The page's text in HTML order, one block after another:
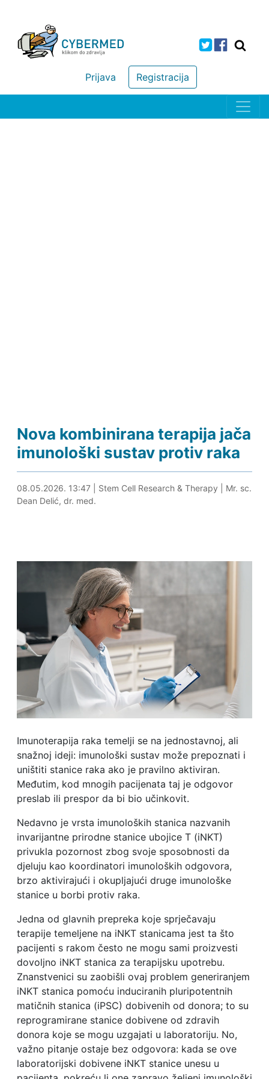
Registracija
Prijava
Nova kombinirana terapija jača
imunološki sustav protiv raka
08.05.2026. 13:59
08.05.2026. 13:47| Stem Cell Research & Therapy
Mr. sc.
Dean Delić, dr. med.
Imunoterapija raka temelji se na jednostavnoj, ali
snažnoj ideji: imunološki sustav može prepoznati i
uništiti stanice raka ako je pravilno aktiviran.
Međutim, kod mnogih pacijenata taj je odgovor
preslab ili prespor da bi bio učinkovit.
Nedavno je vrsta imunoloških stanica nazvanih
invarijantne prirodne stanice ubojice T (iNKT)
privukla pozornost zbog svoje sposobnosti da
djeluju kao koordinatori imunoloških odgovora,
brzo aktivirajući i okupljajući druge imunološke
stanice u borbi protiv raka.
Jedna od glavnih prepreka koje sprječavaju
terapije temeljene na iNKT stanicama jest ta što
pacijenti s rakom često ne mogu sami proizvesti
dovoljno iNKT stanica za terapijsku upotrebu.
Znanstvenici su zaobišli ovaj problem generiranjem
iNKT stanica pomoću induciranih pluripotentnih
matičnih stanica (iPSC) dobivenih od donora; to su
reprogramirane stanice dobivene od zdravih
donora koje se mogu uzgajati u laboratoriju. No,
važno pitanje ostaje bez odgovora: kada se ove
laboratorijski dobivene iNKT stanice unesu u